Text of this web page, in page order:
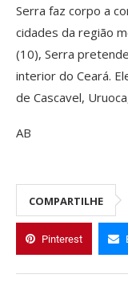
Serra faz corpo a
cidades da região
(10), Serra
interior do Ceará.
de Cascavel,
AB
COMPARTILHE
Pinterest